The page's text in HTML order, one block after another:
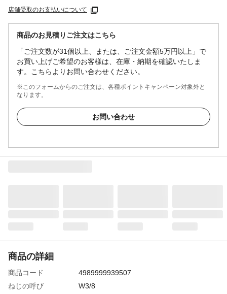
店舗受取のお支払いについて
商品のお見積りご注文はこちら
「ご注文数が31個以上、または、ご注文金額5万円以上」で
お買い上げご希望のお客様は、在庫・納期を確認いたしま
す。こちらよりお問い合わせください。
※このフォームからのご注文は、各種ポイントキャンペーン対象外と
なります。
お問い合わせ
商品の詳細
商品コード
4989999939507
ねじの呼び
W3/8